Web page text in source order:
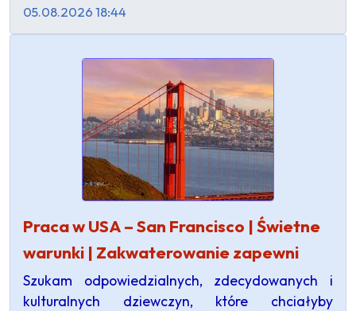
05.08.2026 18:44
Praca w USA – San Francisco | Świetne
warunki | Zakwaterowanie zapewni
Szukam odpowiedzialnych, zdecydowanych i
kulturalnych dziewczyn, które chciałyby